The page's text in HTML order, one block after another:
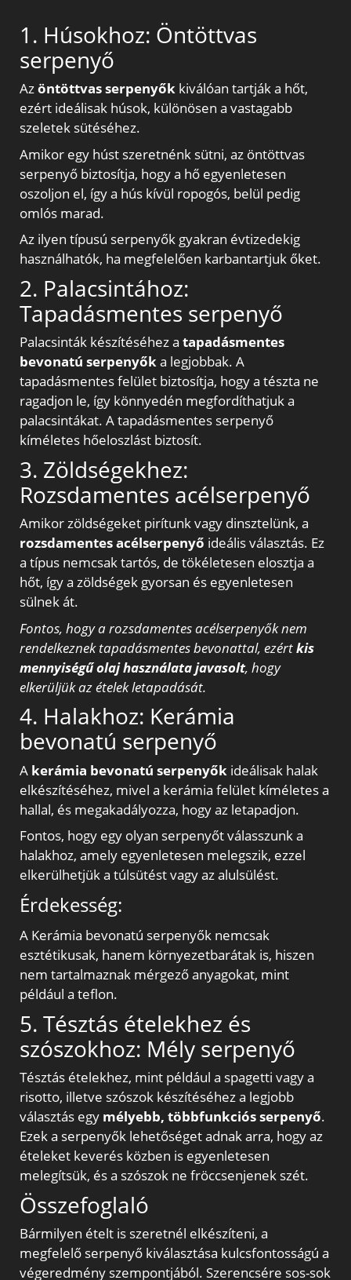
1. Húsokhoz: Öntöttvas
serpenyő
Azöntöttvas serpenyőkkiválóan tartják a hőt,
ezért ideálisak húsok, különösen a vastagabb
szeletek sütéséhez.
Amikor egy húst szeretnénk sütni, az öntöttvas
serpenyő biztosítja, hogy a hő egyenletesen
oszoljon el, így a hús kívül ropogós, belül pedig
omlós marad.
Az ilyen típusú serpenyők gyakran évtizedekig
használhatók, ha megfelelően karbantartjuk őket.
2. Palacsintához:
Tapadásmentes serpenyő
Palacsinták készítéséhez a tapadásmentes
bevonatú serpenyőka legjobbak. A
tapadásmentes felület biztosítja, hogy a tészta ne
ragadjon le, így könnyedén megfordíthatjuk a
palacsintákat. A tapadásmentes serpenyő
kíméletes hőeloszlást biztosít.
3. Zöldségekhez:
Rozsdamentes acélserpenyő
Amikor zöldségeket pirítunk vagy dinsztelünk, a
rozsdamentes acélserpenyő ideális választás. Ez
a típus nemcsak tartós, de tökéletesen elosztja a
hőt, így a zöldségek gyorsan és egyenletesen
sülnek át.
Fontos, hogy a rozsdamentes acélserpenyők nem
rendelkeznek tapadásmentes bevonattal, ezértkis
mennyiségű olaj használata javasolt, hogy
elkerüljük az ételek letapadását.
4. Halakhoz: Kerámia
bevonatú serpenyő
A kerámia bevonatú serpenyők ideálisak halak
elkészítéséhez, mivel a kerámia felület kíméletes a
hallal, és megakadályozza, hogy az letapadjon.
Fontos, hogy egy olyan serpenyőt válasszunk a
halakhoz, amely egyenletesen melegszik, ezzel
elkerülhetjük a túlsütést vagy az alulsülést.
Érdekesség:
A Kerámia bevonatú serpenyők nemcsak
esztétikusak, hanem környezetbarátak is, hiszen
nem tartalmaznak mérgező anyagokat, mint
például a teflon.
5. Tésztás ételekhez és
szószokhoz: Mély serpenyő
Tésztás ételekhez, mint például a spagetti vagy a
risotto, illetve szószok készítéséhez a legjobb
választás egy mélyebb, többfunkciós serpenyő.
Ezek a serpenyők lehetőséget adnak arra, hogy az
ételeket keverés közben is egyenletesen
melegítsük, és a szószok ne fröccsenjenek szét.
Összefoglaló
Bármilyen ételt is szeretnél elkészíteni, a
megfelelő serpenyő kiválasztása kulcsfontosságú a
végeredmény szempontjából. Szerencsére sos-sok